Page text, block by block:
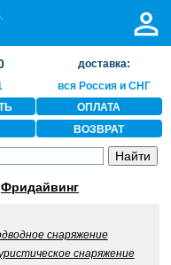
доставка:
вся Россия и СНГ
ОПЛАТА
ВОЗВРАТ
Фридайвинг
снаряжение
снаряжение